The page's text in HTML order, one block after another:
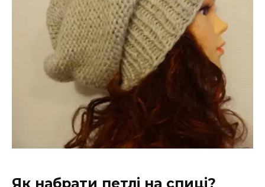
Як набрати петлі на спиці?